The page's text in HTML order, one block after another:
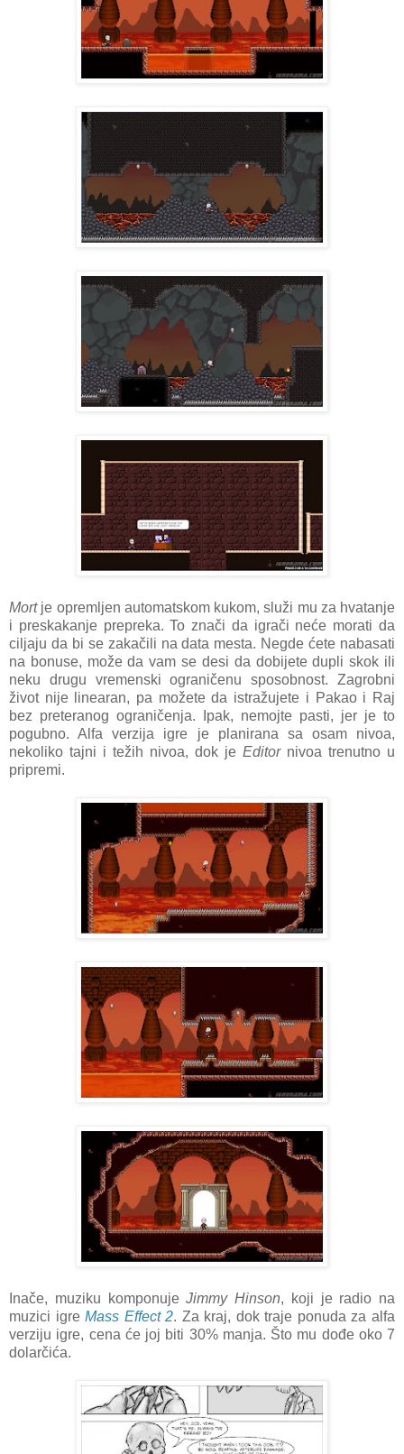
Mort je opremljen automatskom kukom, služi mu za hvatanje
i preskakanje prepreka. To znači da igrači neće morati da
ciljaju da bi se zakačili na data mesta. Negde ćete nabasati
na bonuse, može da vam se desi da dobijete dupli skok ili
neku drugu vremenski ograničenu sposobnost. Zagrobni
život nije linearan, pa možete da istražujete i Pakao i Raj
bez preteranog ograničenja. Ipak, nemojte pasti, jer je to
pogubno. Alfa verzija igre je planirana sa osam nivoa,
nekoliko tajni i težih nivoa, dok je Editornivoa trenutno u
pripremi.
Inače, muziku komponujeJimmy Hinson, koji je radio na
muzici igreMass Effect 2. Za kraj, dok traje ponuda za alfa
verziju igre, cena će joj biti 30% manja. Što mu dođe oko 7
dolarčića.